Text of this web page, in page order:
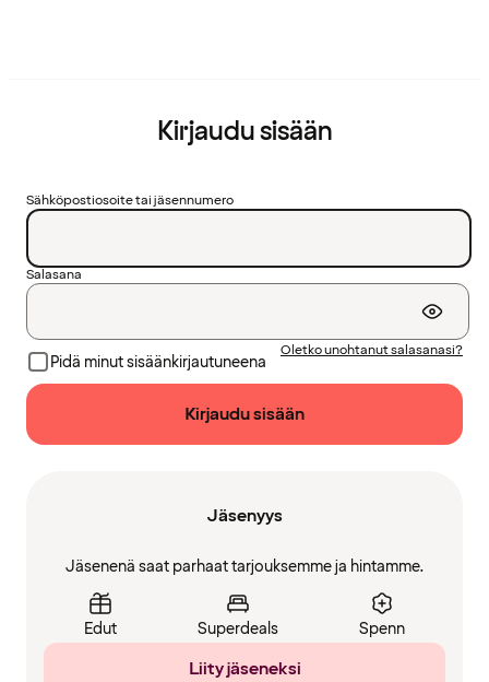
Kirjaudu sisään
Sähköpostiosoite tai jäsennumero
Salasana
Pidä minut sisäänkirjautuneena
Oletko unohtanut salasanasi?
Kirjaudu sisään
Jäsenyys
Jäsenenä saat parhaat tarjouksemme ja hintamme.
Edut Superdeals Spenn
Liity jäseneksi